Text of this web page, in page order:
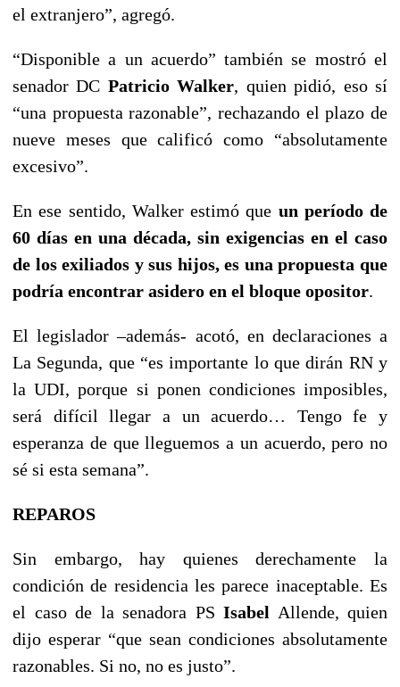
el extranjero”, agregó.
“Disponible a un acuerdo” también se mostró el
senador DC Patricio Walker, quien pidió, eso sí
“una propuesta razonable”, rechazando el plazo de
nueve meses que calificó como “absolutamente
excesivo”.
En ese sentido, Walker estimó que un período de
60 días en una década, sin exigencias en el caso
de los exiliados y sus hijos, es una propuesta que
podría encontrar asidero en el bloque opositor.
El legislador –además- acotó, en declaraciones a
La Segunda, que “es importante lo que dirán RN y
la UDI, porque si ponen condiciones imposibles,
será difícil llegar a un acuerdo… Tengo fe y
esperanza de que lleguemos a un acuerdo, pero no
sé si esta semana”.
REPAROS
Sin embargo, hay quienes derechamente la
condición de residencia les parece inaceptable. Es
el caso de la senadora PS Isabel Allende, quien
dijo esperar “que sean condiciones absolutamente
razonables. Si no, no es justo”.